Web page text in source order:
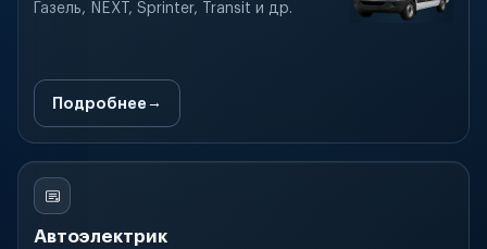
Газель, NEXT, Sprinter, Transit и др.
Подробнее
Автоэлектрик